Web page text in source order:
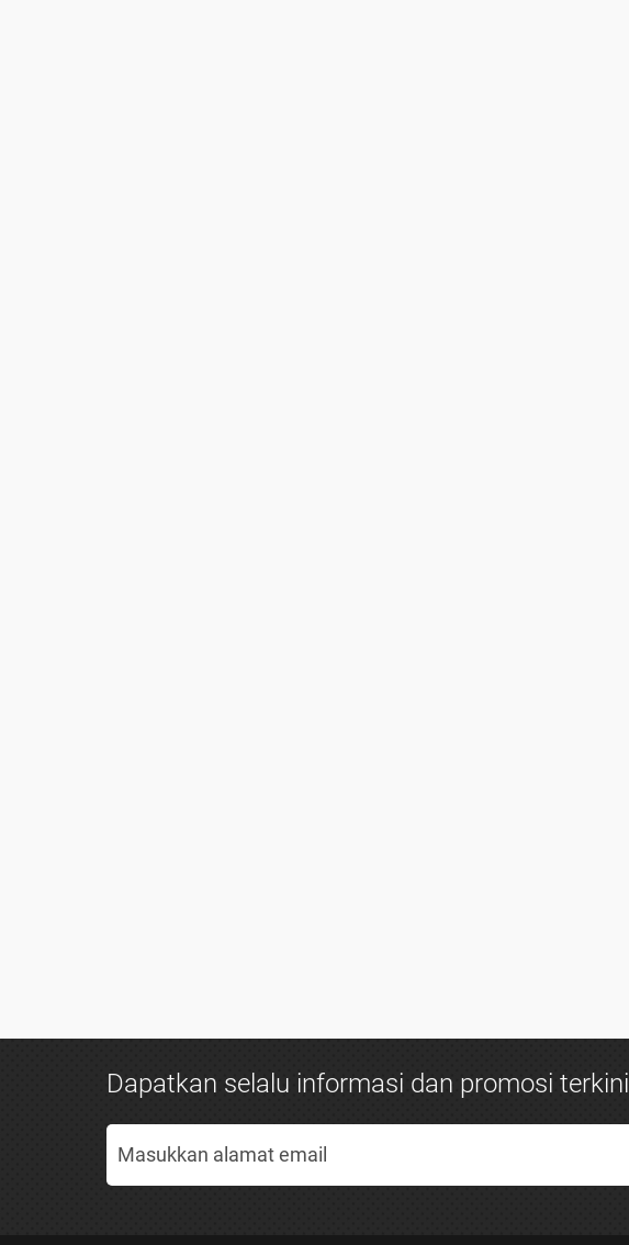
Dapatkan selalu informasi dan promosi terkini